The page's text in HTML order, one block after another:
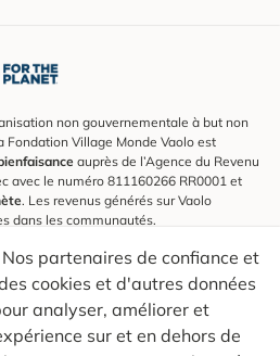
partenaires de confiance et
cookies et d'autres données
analyser, améliorer et
sur et en dehors de
non gouvernementale à but non
Fondation Village Monde Vaolo est
auprès de l’Agence du Revenu
avec le numéro 811160266 RR0001 et
. Les revenus générés sur Vaolo
dans les communautés.
nos explorateurs et recevoir des